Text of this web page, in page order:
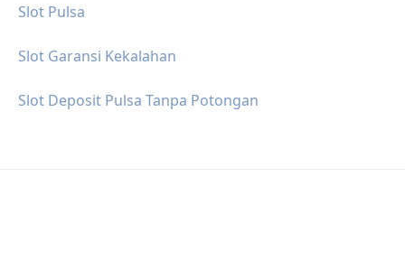
Slot Pulsa
Slot Garansi Kekalahan
Slot Deposit Pulsa Tanpa Potongan